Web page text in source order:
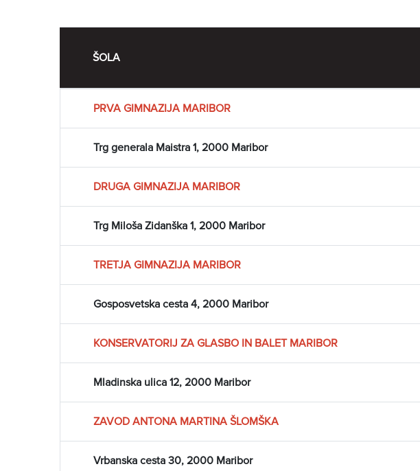
ŠOLA
PRVA GIMNAZIJA MARIBOR
Trg generala Maistra 1, 2000 Maribor
DRUGA GIMNAZIJA MARIBOR
Trg Miloša Zidanška 1, 2000 Maribor
TRETJA GIMNAZIJA MARIBOR
Gosposvetska cesta 4, 2000 Maribor
KONSERVATORIJ ZA GLASBO IN BALET MARIBOR
Mladinska ulica 12, 2000 Maribor
ZAVOD ANTONA MARTINA ŠLOMŠKA
Vrbanska cesta 30, 2000 Maribor